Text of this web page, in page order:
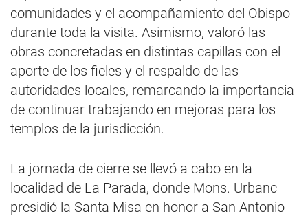
comunidades y el acompañamiento del Obispo
durante toda la visita. Asimismo, valoró las
obras concretadas en distintas capillas con el
aporte de los fieles y el respaldo de las
autoridades locales, remarcando la importancia
de continuar trabajando en mejoras para los
templos de la jurisdicción.
La jornada de cierre se llevó a cabo en la
localidad de La Parada, donde Mons. Urbanc
presidió la Santa Misa en honor a San Antonio